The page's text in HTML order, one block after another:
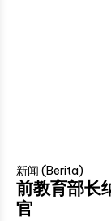
新闻 (Berita)
前教育部长
官